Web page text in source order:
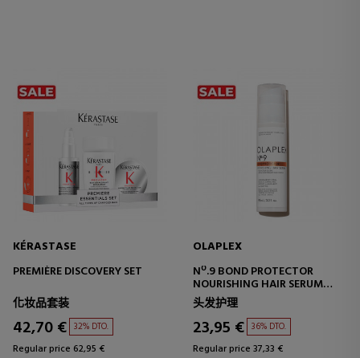
KÉRASTASE
PREMIÈRE DISCOVERY SET
化妆品套装
42,70 € 32% DTO.
Regular price 62,95 €
OLAPLEX
Nº.9 BOND PROTECTOR
NOURISHING HAIR SERUM
STYLING SERUM
头发护理
23,95 € 36% DTO.
Regular price 37,33 €